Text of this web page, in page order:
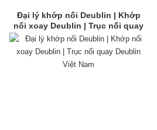
Đại lý khớp nối Deublin | Khớp
nối xoay Deublin | Trục nối quay
Deublin Việt Nam